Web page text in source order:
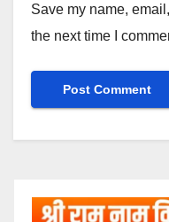
Save my name,
the next time I